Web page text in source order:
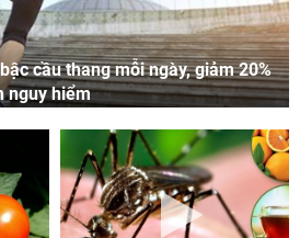
cầu thang mỗi ngày, giảm 20%
nguy hiểm